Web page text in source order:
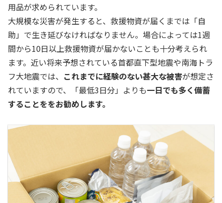
用品が求められています。
大規模な災害が発生すると、救援物資が届くまでは「自
助」で生き延びなければなりません。場合によっては1週
間から10日以上救援物資が届かないことも十分考えられ
ます。近い将来予想されている首都直下型地震や南海トラ
フ大地震では、 これまでに経験のない甚大な被害が想定さ
れていますので、「最低3日分」よりも一日でも多く備蓄
することををお勧めします。